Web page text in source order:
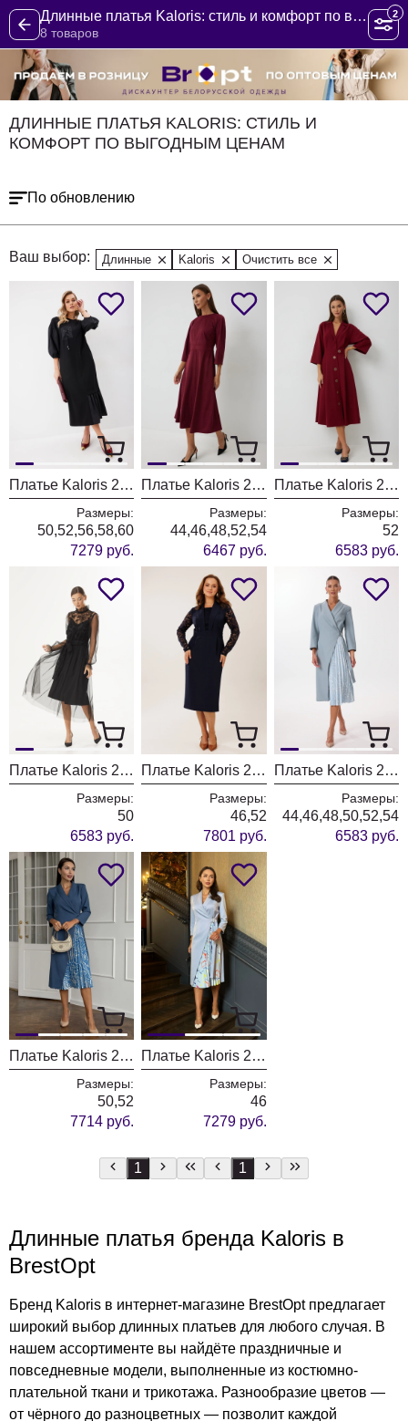
Длинные платья Kaloris: стиль и комфорт по выгодным ценам
8 товаров
2
ДЛИННЫЕ ПЛАТЬЯ KALORIS: СТИЛЬ И
КОМФОРТ ПО ВЫГОДНЫМ ЦЕНАМ
По обновлению
Ваш выбор: Длинные Kaloris Очистить все
Платье Kaloris 2250
Размеры:
50,52,56,58,60
7279 руб.
Платье Kaloris 2245
Размеры:
44,46,48,52,54
6467 руб.
Платье Kaloris 2242-1
Размеры:
52
6583 руб.
Платье Kaloris 2240
Размеры:
50
6583 руб.
Платье Kaloris 2237
Размеры:
46,52
7801 руб.
Платье Kaloris 2228
Размеры:
44,46,48,50,52,54
6583 руб.
Платье Kaloris 2138
Размеры:
50,52
7714 руб.
Платье Kaloris 2109/1
Размеры:
46
7279 руб.
1 1
Длинные платья бренда Kaloris в
BrestOpt
Бренд Kaloris в интернет-магазине BrestOpt предлагает
широкий выбор длинных платьев для любого случая. В
нашем ассортименте вы найдёте праздничные и
повседневные модели, выполненные из костюмно-
плательной ткани и трикотажа. Разнообразие цветов —
от чёрного до разноцветных — позволит каждой